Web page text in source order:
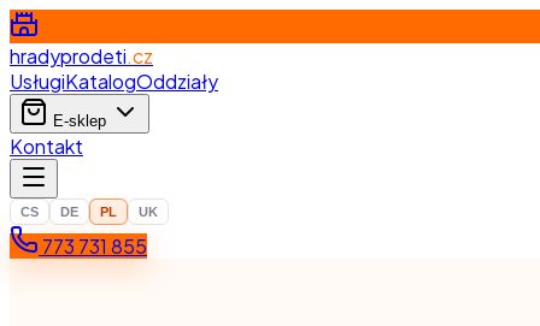
hradyprodeti.cz
UsługiKatalogOddziały
E-sklep
Kontakt
CS DE PL UK
773 731 855